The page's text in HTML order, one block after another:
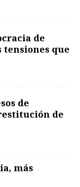
de
tensiones que
de
de
más